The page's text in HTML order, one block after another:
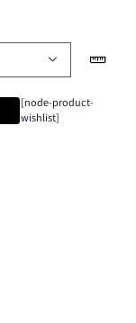
[node-product-
wishlist]